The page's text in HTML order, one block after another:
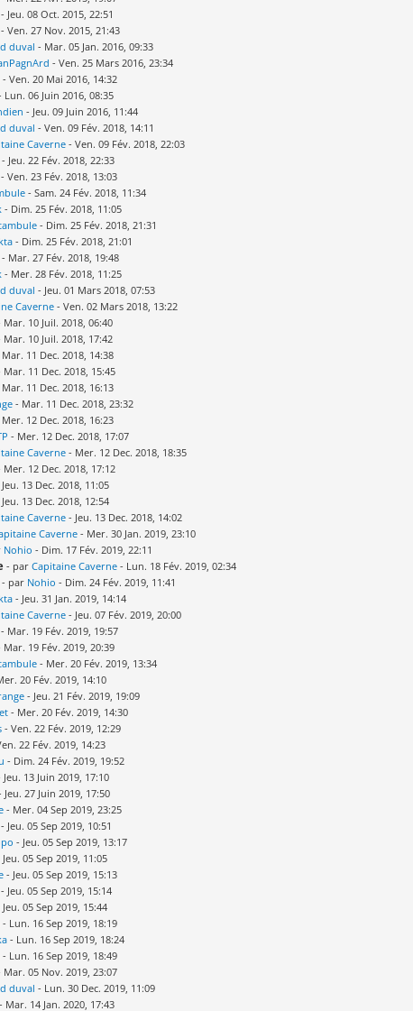
- Jeu. 08 Oct. 2015, 22:51
- Ven. 27 Nov. 2015, 21:43
duval - Mar. 05 Jan. 2016, 09:33
- Ven. 25 Mars 2016, 23:34
- Ven. 20 Mai 2016, 14:32
Lun. 06 Juin 2016, 08:35
- Jeu. 09 Juin 2016, 11:44
duval - Ven. 09 Fév. 2018, 14:11
Caverne- Ven. 09 Fév. 2018, 22:03
Jeu. 22 Fév. 2018, 22:33
- Ven. 23 Fév. 2018, 13:03
- Sam. 24 Fév. 2018, 11:34
- Dim. 25 Fév. 2018, 11:05
- Dim. 25 Fév. 2018, 21:31
- Dim. 25 Fév. 2018, 21:01
- Mar. 27 Fév. 2018, 19:48
- Mer. 28 Fév. 2018, 11:25
duval - Jeu. 01 Mars 2018, 07:53
Caverne- Ven. 02 Mars 2018, 13:22
Mar. 10 Juil. 2018, 06:40
Mar. 10 Juil. 2018, 17:42
11 Dec. 2018, 14:38
Mar. 11 Dec. 2018, 15:45
11 Dec. 2018, 16:13
- Mar. 11 Dec. 2018, 23:32
12 Dec. 2018, 16:23
- Mer. 12 Dec. 2018, 17:07
Caverne- Mer. 12 Dec. 2018, 18:35
Mer. 12 Dec. 2018, 17:12
13 Dec. 2018, 11:05
13 Dec. 2018, 12:54
Caverne- Jeu. 13 Dec. 2018, 14:02
Caverne- Mer. 30 Jan. 2019, 23:10
Nohio - Dim. 17 Fév. 2019, 22:11
- par Capitaine Caverne - Lun. 18 Fév. 2019, 02:34
- par Nohio - Dim. 24 Fév. 2019, 11:41
- Jeu. 31 Jan. 2019, 14:14
Caverne- Jeu. 07 Fév. 2019, 20:00
- Mar. 19 Fév. 2019, 19:57
Mar. 19 Fév. 2019, 20:39
- Mer. 20 Fév. 2019, 13:34
20 Fév. 2019, 14:10
- Jeu. 21 Fév. 2019, 19:09
- Mer. 20 Fév. 2019, 14:30
- Ven. 22 Fév. 2019, 12:29
22 Fév. 2019, 14:23
- Dim. 24 Fév. 2019, 19:52
Jeu. 13 Juin 2019, 17:10
Jeu. 27 Juin 2019, 17:50
- Mer. 04 Sep 2019, 23:25
- Jeu. 05 Sep 2019, 10:51
- Jeu. 05 Sep 2019, 13:17
Jeu. 05 Sep 2019, 11:05
- Jeu. 05 Sep 2019, 15:13
- Jeu. 05 Sep 2019, 15:14
Jeu. 05 Sep 2019, 15:44
- Lun. 16 Sep 2019, 18:19
- Lun. 16 Sep 2019, 18:24
- Lun. 16 Sep 2019, 18:49
Mar. 05 Nov. 2019, 23:07
duval - Lun. 30 Dec. 2019, 11:09
- Mar. 14 Jan. 2020, 17:43